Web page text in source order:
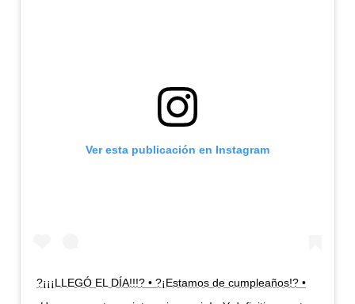
Ver esta publicación en Instagram
¡Hoy es nuestro quinto aniversario! • Y definitivamente